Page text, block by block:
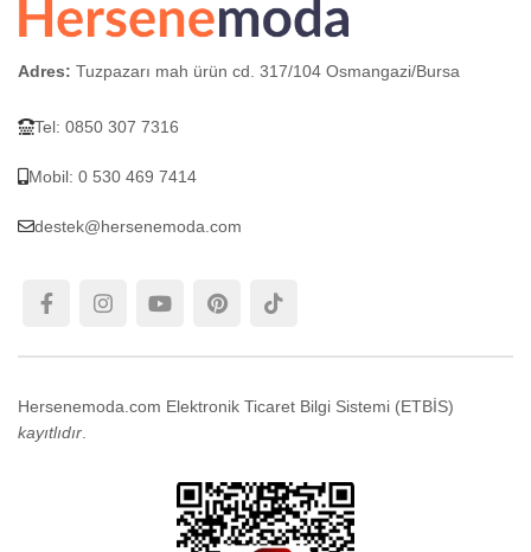
Adres: Tuzpazarı mah ürün cd. 317/104 Osmangazi/Bursa
Tel: 0850 307 7316
Mobil: 0 530 469 7414
destek@hersenemoda.com
Hersenemoda.com Elektronik Ticaret Bilgi Sistemi (ETBİS)
kayıtlıdır.